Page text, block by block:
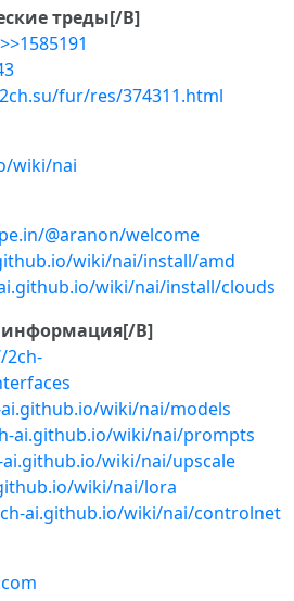
треды[/B]
>>1585191
fur/res/374311.html
wiki/nai
@aranon/welcome
wiki/nai/install/amd
wiki/nai/install/clouds
информация[/B]
2ch-
wiki/nai/models
ai.github.io/wiki/nai/prompts
wiki/nai/upscale
wiki/nai/lora
ai.github.io/wiki/nai/controlnet